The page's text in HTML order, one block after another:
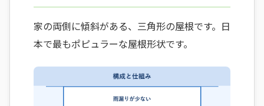
家の両側に傾斜がある、三角形の屋根です。日
本で最もポピュラーな屋根形状です。